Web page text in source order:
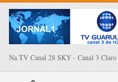
Na TV Canal 28 SKY - Canal 3